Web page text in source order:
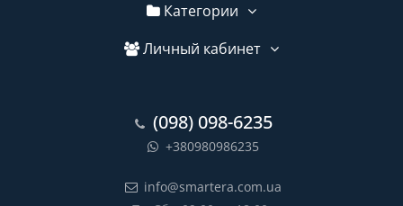
Категории
Личный кабинет
(098) 098-6235
+380980986235
info@smartera.com.ua